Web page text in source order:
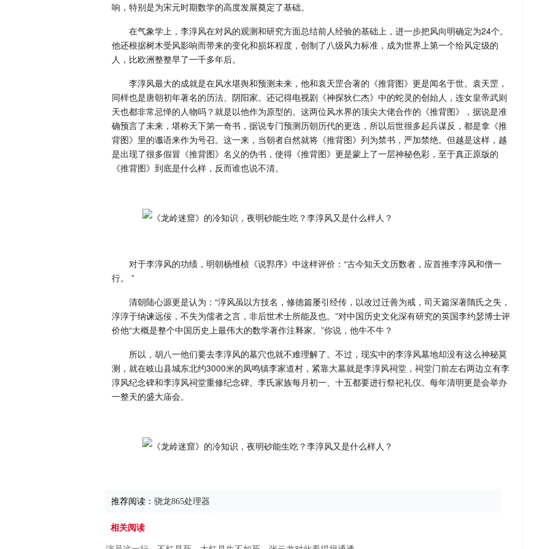
响，特别是为宋元时期数学的高度发展奠定了基础。
在气象学上，李淳风在对风的观测和研究方面总结前人经验的基础上，进一步把风向明确定为24个。
他还根据树木受风影响而带来的变化和损坏程度，创制了八级风力标准，成为世界上第一个给风定级的
人，比欧洲整整早了一千多年后。
李淳风最大的成就是在风水堪舆和预测未来，他和袁天罡合著的《推背图》更是闻名于世。袁天罡，
同样也是唐朝初年著名的历法、阴阳家。还记得电视剧《神探狄仁杰》中的蛇灵的创始人，连女皇帝武则
天也都非常忌惮的人物吗？就是以他作为原型的。这两位风水界的顶尖大佬合作的《推背图》，据说是准
确预言了未来，堪称天下第一奇书，据说专门预测历朝历代的更迭，所以后世很多起兵谋反，都是拿《推
背图》里的谶语来作为号召。这一来，当朝者自然就将《推背图》列为禁书，严加禁绝。但越是这样，越
是出现了很多假冒《推背图》名义的伪书，使得《推背图》更是蒙上了一层神秘色彩，至于真正原版的
《推背图》到底是什么样，反而谁也说不清。
对于李淳风的功绩，明朝杨维桢《说郛序》中这样评价：“古今知天文历数者，应首推李淳风和僧一
行。 ”
清朝陆心源更是认为：“淳风虽以方技名，修德篇屡引经传，以改过迁善为戒，司天篇深著隋氏之失，
淳淳于纳谏远佞，不失为儒者之言，非后世术士所能及也。”对中国历史文化深有研究的英国李约瑟博士评
价他“大概是整个中国历史上最伟大的数学著作注释家。”你说，他牛不牛？
所以，胡八一他们要去李淳风的墓穴也就不难理解了。不过，现实中的李淳风墓地却没有这么神秘莫
测，就在岐山县城东北约3000米的凤鸣镇李家道村，紧靠大墓就是李淳风祠堂，祠堂门前左右两边立有李
淳风纪念碑和李淳风祠堂重修纪念碑。李氏家族每月初一、十五都要进行祭祀礼仪。每年清明更是会举办
一整天的盛大庙会。
推荐阅读： 骁龙865处理器
相关阅读